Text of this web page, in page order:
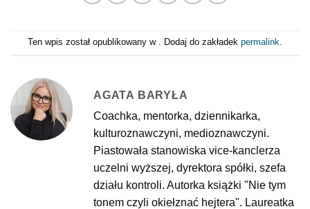
Ten wpis został opublikowany w . Dodaj do zakładek permalink
AGATA BARYŁA
Coachka, mentorka, dziennikarka,
kulturoznawczyni, medioznawczyni.
Piastowała stanowiska vice-kanclerza
uczelni wyższej, dyrektora spółki, szefa
działu kontroli. Autorka książki "Nie tym
tonem czyli okiełznać hejtera". Laureatka